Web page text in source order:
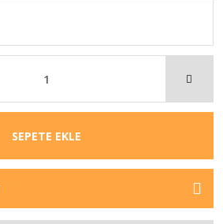
SEPETE EKLE